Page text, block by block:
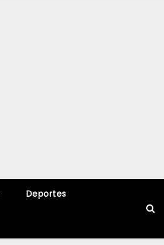
Deportes